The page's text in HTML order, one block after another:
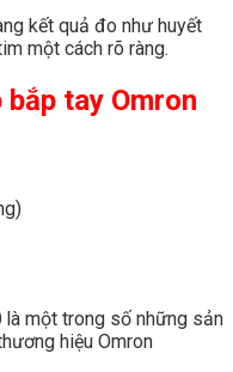
kết quả đo như huyết
một cách rõ ràng.
tay Omron
là một trong số những sản
hiệu Omron